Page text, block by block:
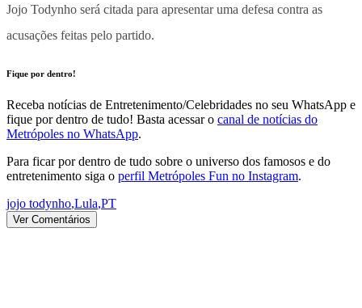
Jojo Todynho será citada para apresentar uma defesa contra as
acusações feitas pelo partido.
Fique por dentro!
Receba notícias de Entretenimento/Celebridades no seu WhatsApp e
fique por dentro de tudo! Basta acessar o canal de notícias do
Metrópoles no WhatsApp.
Para ficar por dentro de tudo sobre o universo dos famosos e do
entretenimento siga o perfil Metrópoles Fun no Instagram.
jojo todynho,Lula,PT
Ver Comentários